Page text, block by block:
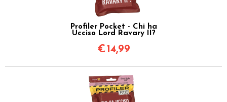
Profiler Pocket - Chi ha
Ucciso Lord Ravary II?
€ 14,99